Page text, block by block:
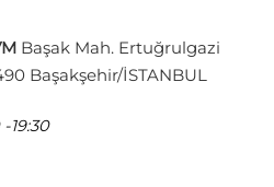
Başak Mah. Ertuğrulgazi
Başakşehir/İSTANBUL
-19:30